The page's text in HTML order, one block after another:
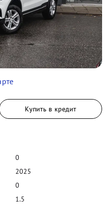
Купить в кредит
0
2025
0
1.5